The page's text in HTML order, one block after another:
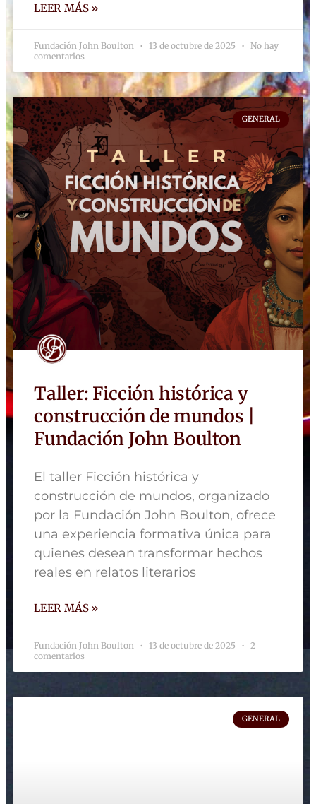
LEER MÁS »
Fundación John Boulton 13 de octubre de 2025
No hay
comentarios
GENERAL
Taller: Ficción histórica y
construcción de mundos |
Fundación John Boulton
El taller Ficción histórica y
construcción de mundos, organizado
por la Fundación John Boulton, ofrece
una experiencia formativa única para
quienes desean transformar hechos
reales en relatos literarios
LEER MÁS »
Fundación John Boulton 13 de octubre de 2025
2
comentarios
GENERAL